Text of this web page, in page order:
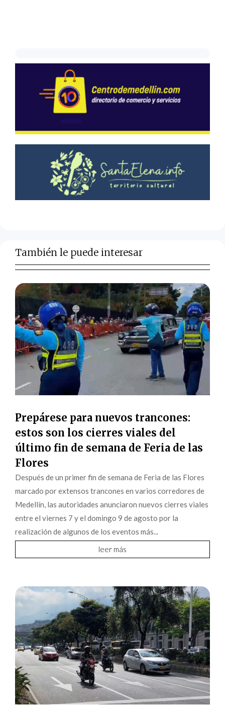
También le puede interesar
Prepárese para nuevos trancones:
estos son los cierres viales del
último fin de semana de Feria de las
Flores
Después de un primer fin de semana de Feria de las Flores
marcado por extensos trancones en varios corredores de
Medellín, las autoridades anunciaron nuevos cierres viales
entre el viernes 7 y el domingo 9 de agosto por la
realización de algunos de los eventos más...
leer más